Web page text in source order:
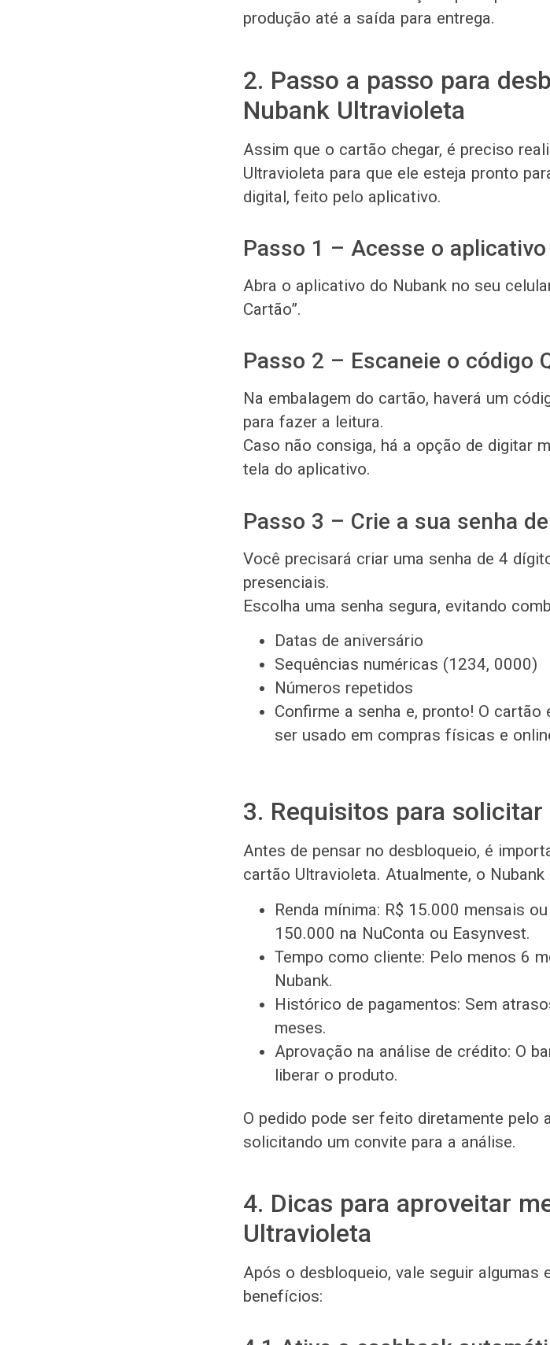
produção até a saída para entrega.
2. Passo a passo para
Nubank Ultravioleta
Assim que o cartão chegar, é preciso
Ultravioleta para que ele esteja pronto
digital, feito pelo aplicativo.
Passo 1 – Acesse o aplicativo
Abra o aplicativo do Nubank no seu
Cartão”.
Passo 2 – Escaneie o código
Na embalagem do cartão, haverá um
para fazer a leitura.
Caso não consiga, há a opção de digitar
tela do aplicativo.
Passo 3 – Crie a sua senha
Você precisará criar uma senha de 4
presenciais.
Escolha uma senha segura, evitando
Datas de aniversário
Sequências numéricas (1234, 0000)
Números repetidos
Confirme a senha e, pronto! O
ser usado em compras físicas e
3. Requisitos para
Antes de pensar no desbloqueio, é
cartão Ultravioleta. Atualmente, o
Renda mínima: R$ 15.000 mensais
150.000 na NuConta ou Easynvest.
Tempo como cliente: Pelo menos 6
Nubank.
Histórico de pagamentos: Sem
meses.
Aprovação na análise de crédito: O
liberar o produto.
O pedido pode ser feito diretamente pelo
solicitando um convite para a análise.
4. Dicas para aproveitar
Ultravioleta
Após o desbloqueio, vale seguir algumas
benefícios: